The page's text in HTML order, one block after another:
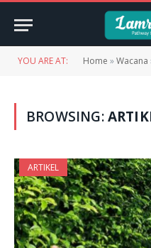
YOU ARE AT: Home »Wacana
BROWSING:
ARTIKEL